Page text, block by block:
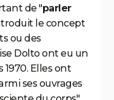
de "parler
le concept
ou des
Dolto ont eu un
Elles ont
ses ouvrages